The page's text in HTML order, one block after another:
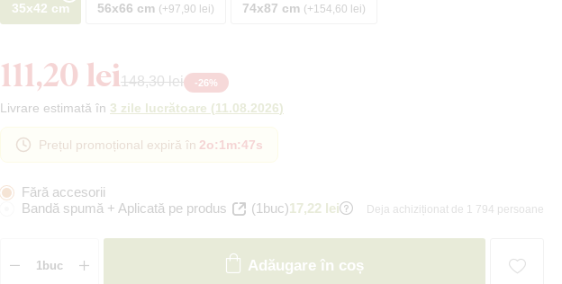
35x42 cm 56x66 cm +97,90 lei 74x87 cm +154,60 lei
111,20 lei148,30 lei -26%
Livrare estimată în 3 zile lucrătoare (11.08.2026)
Prețul promoțional expiră în 2o:1m:45s
Fără accesorii
Bandă spumă + Aplicată pe produs
(1buc)17,22 lei Deja achiziționat de 1 794 persoane
Adăugare în coș